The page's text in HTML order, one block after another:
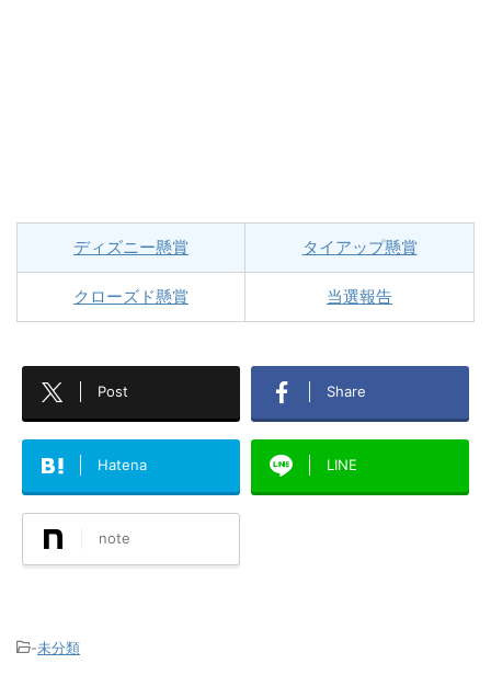
ディズニー懸賞 タイアップ懸賞
クローズド懸賞 当選報告
Post Share
Hatena LINE
note
-未分類